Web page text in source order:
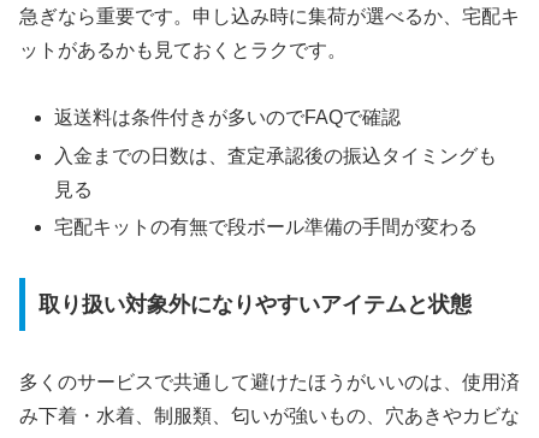
急ぎなら重要です。申し込み時に集荷が選べるか、宅配キ
ットがあるかも見ておくとラクです。
返送料は条件付きが多いのでFAQで確認
入金までの日数は、査定承認後の振込タイミングも
見る
宅配キットの有無で段ボール準備の手間が変わる
取り扱い対象外になりやすいアイテムと状態
多くのサービスで共通して避けたほうがいいのは、使用済
み下着・水着、制服類、匂いが強いもの、穴あきやカビな